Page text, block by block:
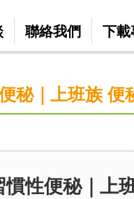
聯絡我們 下
秘｜上班族 便
性便秘｜上